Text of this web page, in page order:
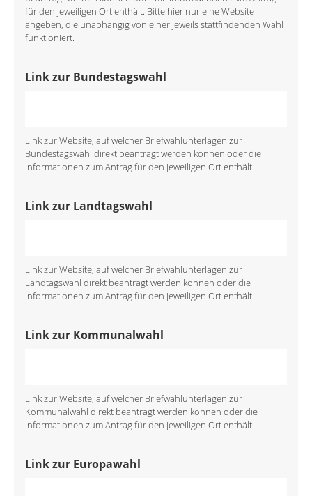
für den jeweiligen Ort enthält. Bitte hier nur eine Website
angeben, die unabhängig von einer jeweils stattfindenden Wahl
funktioniert.
Link zur Bundestagswahl
Link zur Website, auf welcher Briefwahlunterlagen zur
Bundestagswahl direkt beantragt werden können oder die
Informationen zum Antrag für den jeweiligen Ort enthält.
Link zur Landtagswahl
Link zur Website, auf welcher Briefwahlunterlagen zur
Landtagswahl direkt beantragt werden können oder die
Informationen zum Antrag für den jeweiligen Ort enthält.
Link zur Kommunalwahl
Link zur Website, auf welcher Briefwahlunterlagen zur
Kommunalwahl direkt beantragt werden können oder die
Informationen zum Antrag für den jeweiligen Ort enthält.
Link zur Europawahl